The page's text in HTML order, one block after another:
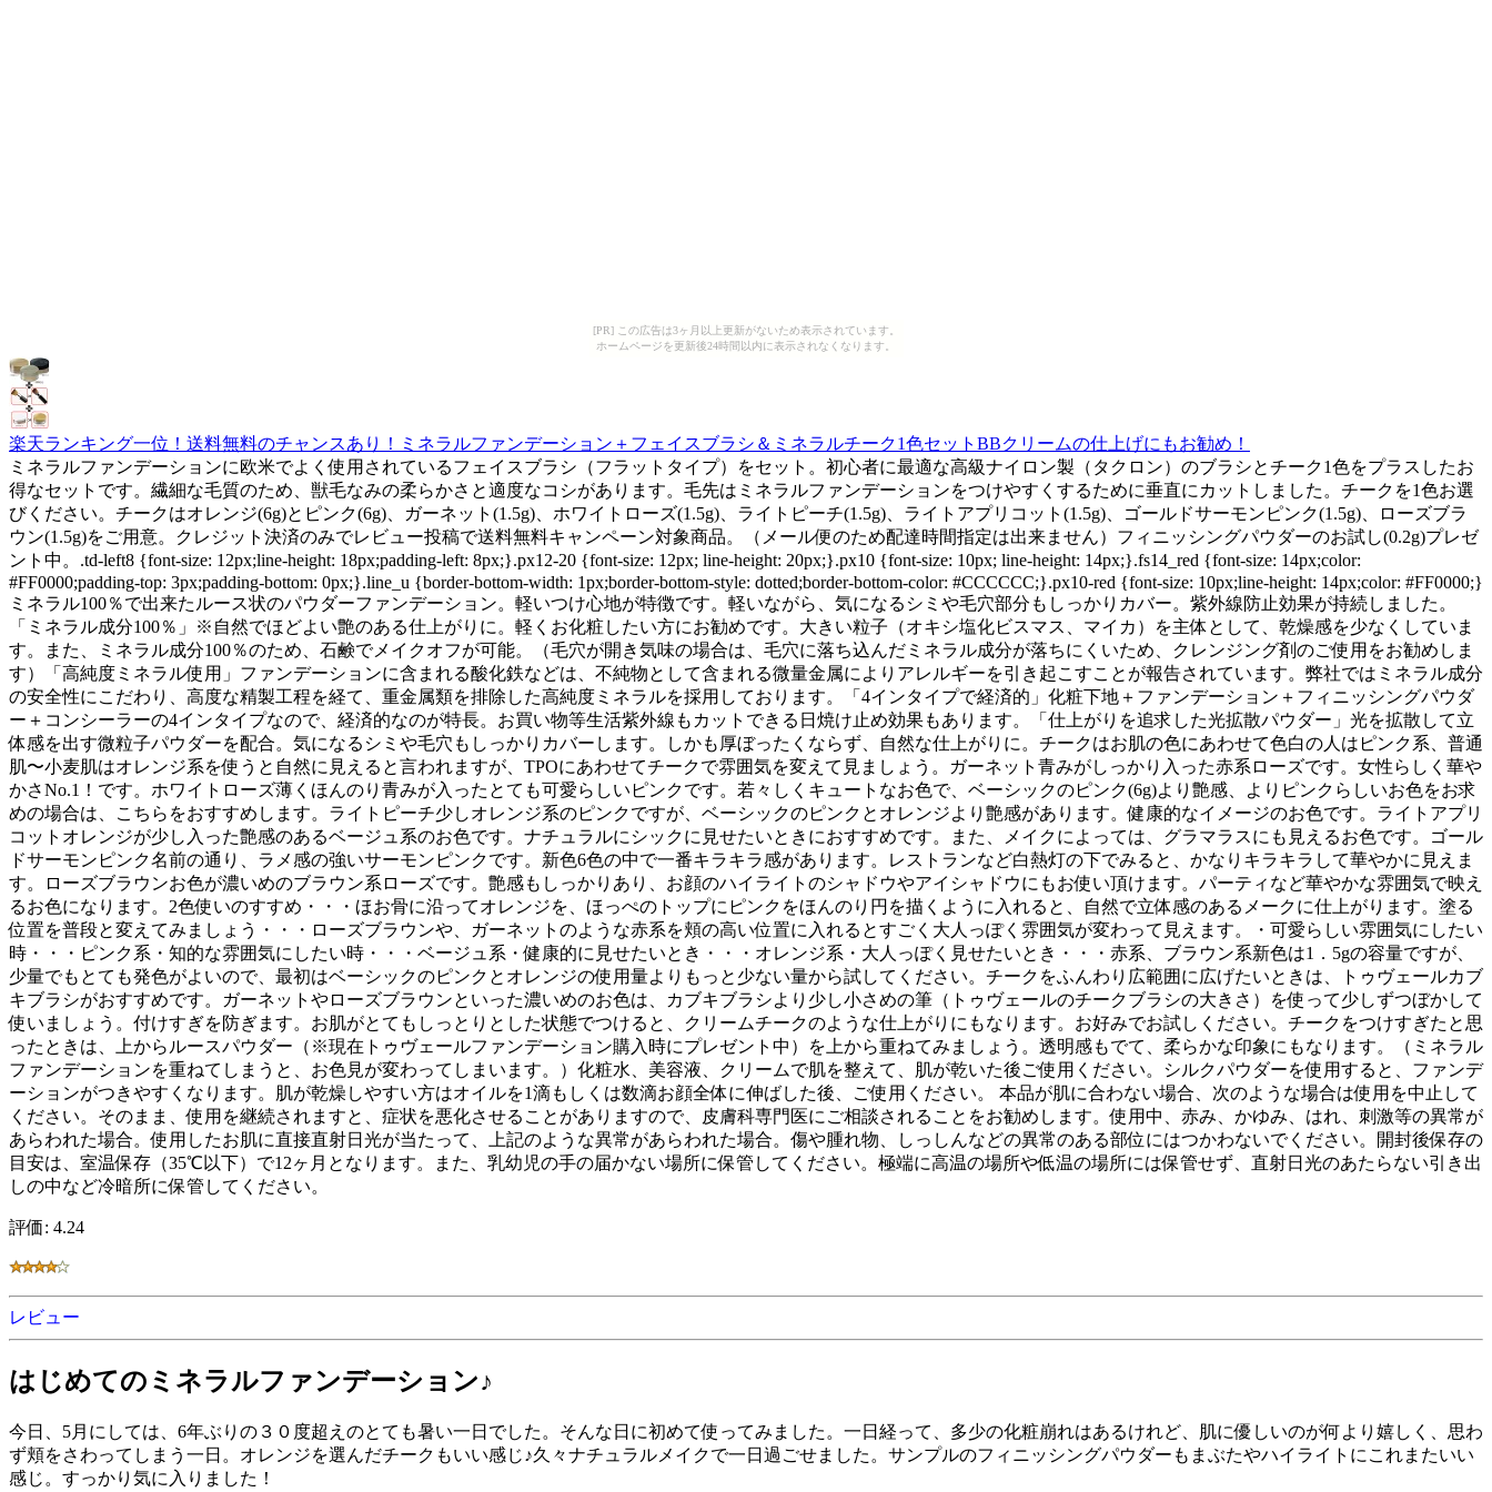
[PR] この広告は3ヶ月以上更新がないため表示されています。
ホームページを更新後24時間以内に表示されなくなります。
楽天ランキング一位！送料無料のチャンスあり！ミネラルファンデーション＋フェイスブラシ＆ミネラルチーク1色セットBBクリームの仕上げにもお勧め！
ミネラルファンデーションに欧米でよく使用されているフェイスブラシ（フラットタイプ）をセット。初心者に最適な高級ナイロン製（タクロン）のブラシとチーク1色をプラスしたお
得なセットです。繊細な毛質のため、獣毛なみの柔らかさと適度なコシがあります。毛先はミネラルファンデーションをつけやすくするために垂直にカットしました。チークを1色お選
びください。チークはオレンジ(6g)とピンク(6g)、ガーネット(1.5g)、ホワイトローズ(1.5g)、ライトピーチ(1.5g)、ライトアプリコット(1.5g)、ゴールドサーモンピンク(1.5g)、ローズブラ
ウン(1.5g)をご用意。クレジット決済のみでレビュー投稿で送料無料キャンペーン対象商品。（メール便のため配達時間指定は出来ません）フィニッシングパウダーのお試し(0.2g)プレゼ
ント中。.td-left8 {font-size: 12px;line-height: 18px;padding-left: 8px;}.px12-20 {font-size: 12px; line-height: 20px;}.px10 {font-size: 10px; line-height: 14px;}.fs14_red {font-size: 14px;color:
#FF0000;padding-top: 3px;padding-bottom: 0px;}.line_u {border-bottom-width: 1px;border-bottom-style: dotted;border-bottom-color: #CCCCCC;}.px10-red {font-size: 10px;line-height: 14px;color: #FF0000;}
ミネラル100％で出来たルース状のパウダーファンデーション。軽いつけ心地が特徴です。軽いながら、気になるシミや毛穴部分もしっかりカバー。紫外線防止効果が持続しました。
「ミネラル成分100％」※自然でほどよい艶のある仕上がりに。軽くお化粧したい方にお勧めです。大きい粒子（オキシ塩化ビスマス、マイカ）を主体として、乾燥感を少なくしていま
す。また、ミネラル成分100％のため、石鹸でメイクオフが可能。（毛穴が開き気味の場合は、毛穴に落ち込んだミネラル成分が落ちにくいため、クレンジング剤のご使用をお勧めしま
す）「高純度ミネラル使用」ファンデーションに含まれる酸化鉄などは、不純物として含まれる微量金属によりアレルギーを引き起こすことが報告されています。弊社ではミネラル成分
の安全性にこだわり、高度な精製工程を経て、重金属類を排除した高純度ミネラルを採用しております。「4インタイプで経済的」化粧下地＋ファンデーション＋フィニッシングパウダ
ー＋コンシーラーの4インタイプなので、経済的なのが特長。お買い物等生活紫外線もカットできる日焼け止め効果もあります。「仕上がりを追求した光拡散パウダー」光を拡散して立
体感を出す微粒子パウダーを配合。気になるシミや毛穴もしっかりカバーします。しかも厚ぼったくならず、自然な仕上がりに。チークはお肌の色にあわせて色白の人はピンク系、普通
肌〜小麦肌はオレンジ系を使うと自然に見えると言われますが、TPOにあわせてチークで雰囲気を変えて見ましょう。ガーネット青みがしっかり入った赤系ローズです。女性らしく華や
かさNo.1！です。ホワイトローズ薄くほんのり青みが入ったとても可愛らしいピンクです。若々しくキュートなお色で、ベーシックのピンク(6g)より艶感、よりピンクらしいお色をお求
めの場合は、こちらをおすすめします。ライトピーチ少しオレンジ系のピンクですが、ベーシックのピンクとオレンジより艶感があります。健康的なイメージのお色です。ライトアプリ
コットオレンジが少し入った艶感のあるベージュ系のお色です。ナチュラルにシックに見せたいときにおすすめです。また、メイクによっては、グラマラスにも見えるお色です。ゴール
ドサーモンピンク名前の通り、ラメ感の強いサーモンピンクです。新色6色の中で一番キラキラ感があります。レストランなど白熱灯の下でみると、かなりキラキラして華やかに見えま
す。ローズブラウンお色が濃いめのブラウン系ローズです。艶感もしっかりあり、お顔のハイライトのシャドウやアイシャドウにもお使い頂けます。パーティなど華やかな雰囲気で映え
るお色になります。2色使いのすすめ・・・ほお骨に沿ってオレンジを、ほっぺのトップにピンクをほんのり円を描くように入れると、自然で立体感のあるメークに仕上がります。塗る
位置を普段と変えてみましょう・・・ローズブラウンや、ガーネットのような赤系を頬の高い位置に入れるとすごく大人っぽく雰囲気が変わって見えます。・可愛らしい雰囲気にしたい
時・・・ピンク系・知的な雰囲気にしたい時・・・ベージュ系・健康的に見せたいとき・・・オレンジ系・大人っぽく見せたいとき・・・赤系、ブラウン系新色は1．5gの容量ですが、
少量でもとても発色がよいので、最初はベーシックのピンクとオレンジの使用量よりもっと少ない量から試してください。チークをふんわり広範囲に広げたいときは、トゥヴェールカブ
キブラシがおすすめです。ガーネットやローズブラウンといった濃いめのお色は、カブキブラシより少し小さめの筆（トゥヴェールのチークブラシの大きさ）を使って少しずつぼかして
使いましょう。付けすぎを防ぎます。お肌がとてもしっとりとした状態でつけると、クリームチークのような仕上がりにもなります。お好みでお試しください。チークをつけすぎたと思
ったときは、上からルースパウダー（※現在トゥヴェールファンデーション購入時にプレゼント中）を上から重ねてみましょう。透明感もでて、柔らかな印象にもなります。（ミネラル
ファンデーションを重ねてしまうと、お色見が変わってしまいます。）化粧水、美容液、クリームで肌を整えて、肌が乾いた後ご使用ください。シルクパウダーを使用すると、ファンデ
ーションがつきやすくなります。肌が乾燥しやすい方はオイルを1滴もしくは数滴お顔全体に伸ばした後、ご使用ください。 本品が肌に合わない場合、次のような場合は使用を中止して
ください。そのまま、使用を継続されますと、症状を悪化させることがありますので、皮膚科専門医にご相談されることをお勧めします。使用中、赤み、かゆみ、はれ、刺激等の異常が
あらわれた場合。使用したお肌に直接直射日光が当たって、上記のような異常があらわれた場合。傷や腫れ物、しっしんなどの異常のある部位にはつかわないでください。開封後保存の
目安は、室温保存（35℃以下）で12ヶ月となります。また、乳幼児の手の届かない場所に保管してください。極端に高温の場所や低温の場所には保管せず、直射日光のあたらない引き出
しの中など冷暗所に保管してください。
評価: 4.24
レビュー
はじめてのミネラルファンデーション♪
今日、5月にしては、6年ぶりの３０度超えのとても暑い一日でした。そんな日に初めて使ってみました。一日経って、多少の化粧崩れはあるけれど、肌に優しいのが何より嬉しく、思わ
ず頬をさわってしまう一日。オレンジを選んだチークもいい感じ♪久々ナチュラルメイクで一日過ごせました。サンプルのフィニッシングパウダーもまぶたやハイライトにこれまたいい
感じ。すっかり気に入りました！